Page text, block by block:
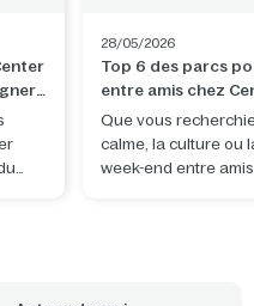
28/05/2026
Top 6 des parcs
entre amis chez
Que vous
calme, la culture ou
week-end entre